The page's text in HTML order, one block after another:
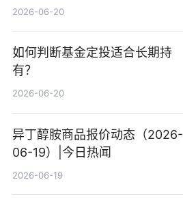
2026-06-20
如何判断基金定投适合长期持
有？
2026-06-20
异丁醇胺商品报价动态（2026-
06-19）|今日热闻
2026-06-19